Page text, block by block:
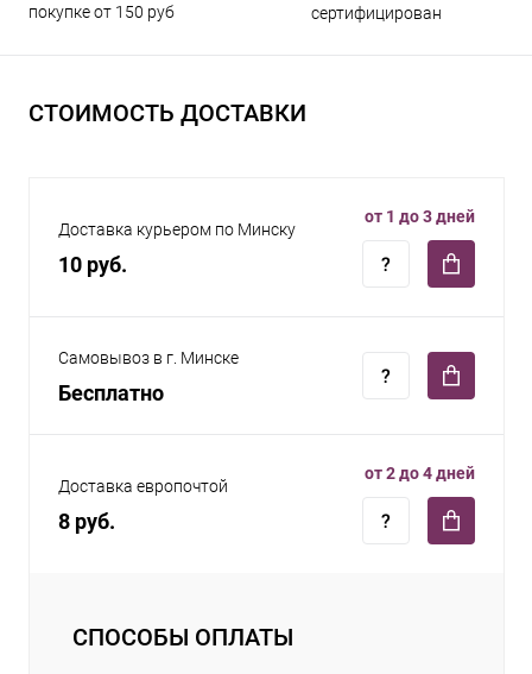
покупке от 150 руб
сертифицирован
СТОИМОСТЬ ДОСТАВКИ
Доставка курьером по Минску
10 руб.
от 1 до 3 дней
Самовывоз в г. Минске
Бесплатно
Доставка европочтой
8 руб.
от 2 до 4 дней
СПОСОБЫ ОПЛАТЫ